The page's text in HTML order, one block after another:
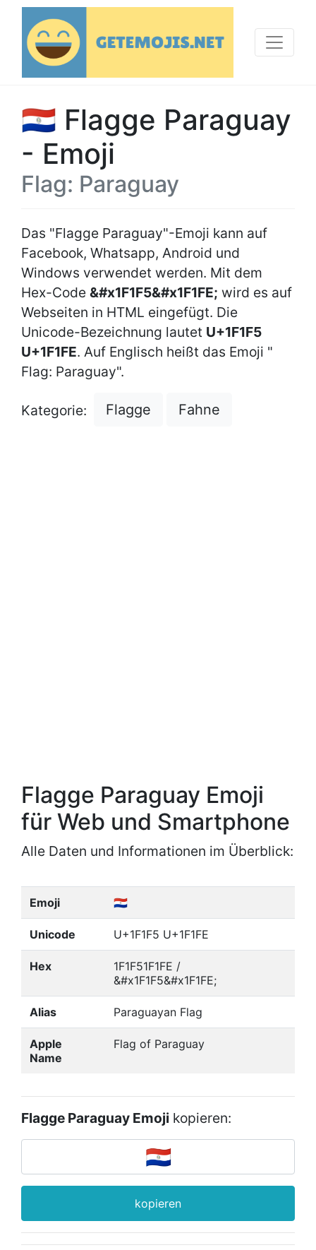
🇵🇾 Flagge Paraguay
- Emoji
Flag: Paraguay
Das "Flagge Paraguay"-Emoji kann auf
Facebook, Whatsapp, Android und
Windows verwendet werden. Mit dem
Hex-Code &#x1F1F5&#x1F1FE; wird es auf
Webseiten in HTML eingefügt. Die
Unicode-Bezeichnung lautet U+1F1F5
U+1F1FE. Auf Englisch heißt das Emoji "
Flag: Paraguay".
Kategorie: Flagge Fahne
Flagge Paraguay Emoji
für Web und Smartphone
Alle Daten und Informationen im Überblick:
Emoji 🇵🇾
Unicode U+1F1F5 U+1F1FE
Hex
1F1F51F1FE /
&#x1F1F5&#x1F1FE;
Alias Paraguayan Flag
Apple
Name
Flag of Paraguay
Flagge Paraguay Emoji kopieren:
kopieren